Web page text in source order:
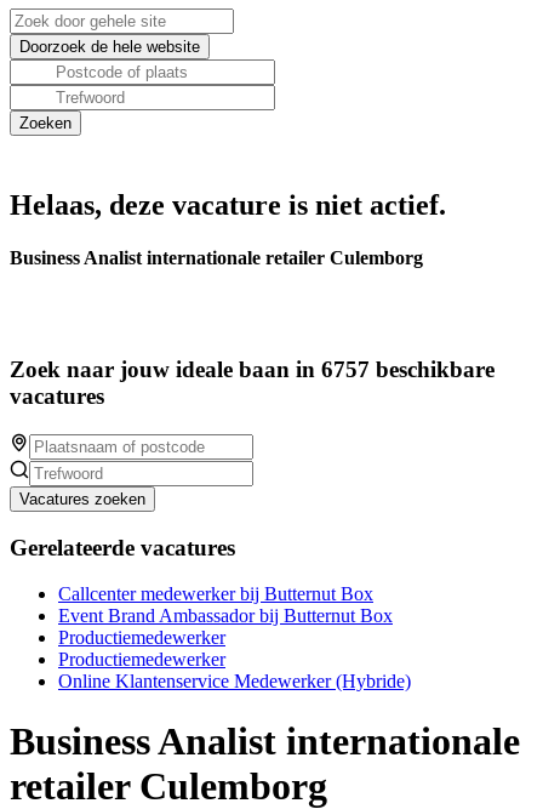
Helaas, deze vacature is niet actief.
Business Analist internationale retailer Culemborg
Zoek naar jouw ideale baan in 6757 beschikbare
vacatures
Vacatures zoeken
Gerelateerde vacatures
Callcenter medewerker bij Butternut Box
Event Brand Ambassador bij Butternut Box
Productiemedewerker
Productiemedewerker
Online Klantenservice Medewerker (Hybride)
Business Analist internationale
retailer Culemborg